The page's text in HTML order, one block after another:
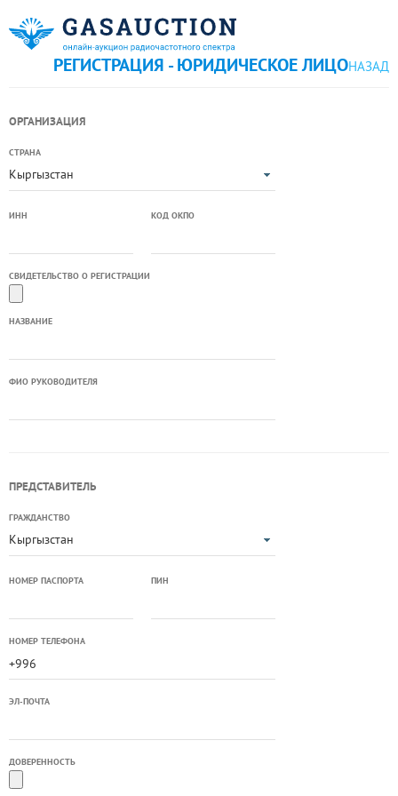
РЕГИСТРАЦИЯ - ЮРИДИЧЕСКОЕ ЛИЦОНАЗАД
ОРГАНИЗАЦИЯ
СТРАНА
Кыргызстан
ИНН КОД ОКПО
СВИДЕТЕЛЬСТВО О РЕГИСТРАЦИИ
НАЗВАНИЕ
ФИО РУКОВОДИТЕЛЯ
ПРЕДСТАВИТЕЛЬ
ГРАЖДАНСТВО
Кыргызстан
НОМЕР ПАСПОРТА ПИН
НОМЕР ТЕЛЕФОНА
ЭЛ-ПОЧТА
ДОВЕРЕННОСТЬ